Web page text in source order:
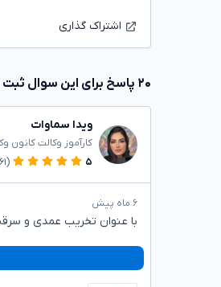
اشتراک گذاری
۲۰ پاسخ برای این سوال ثبت شده
ویدا سماوات
کارآموز وکالت کانون
۵
(۶۱)
۶ ماه پیش
با عنوان تخریب عمدی و